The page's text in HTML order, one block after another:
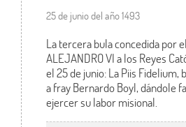
25 de junio del año 1493
La tercera bula concedida por
ALEJANDRO VI a los Reyes
el 25 de junio: La Piis Fidelium,
a fray Bernardo Boyl, dándole
ejercer su labor misional.